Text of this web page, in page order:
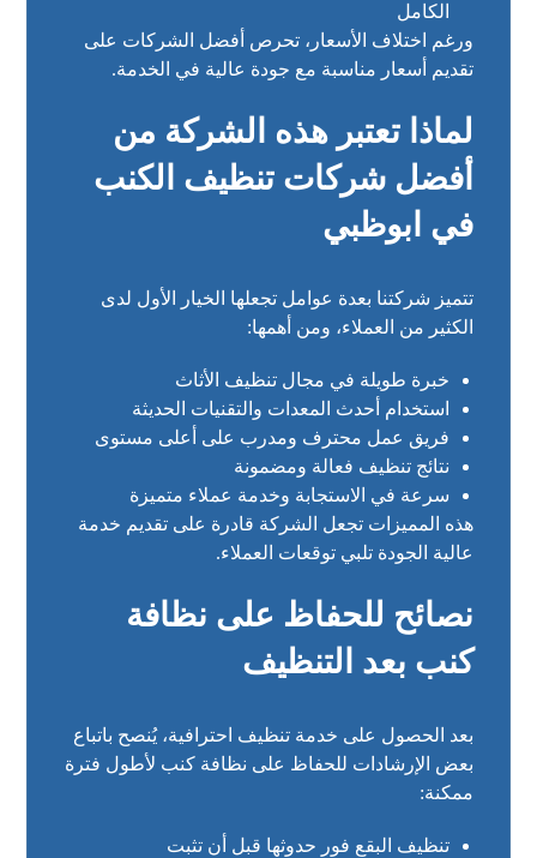
الكامل
ورغم اختلاف الأسعار، تحرص أفضل الشركات على
تقديم أسعار مناسبة مع جودة عالية في الخدمة.
لماذا تعتبر هذه الشركة من
أفضل شركات تنظيف الكنب
في ابوظبي
تتميز شركتنا بعدة عوامل تجعلها الخيار الأول لدى
الكثير من العملاء، ومن أهمها:
خبرة طويلة في مجال تنظيف الأثاث
استخدام أحدث المعدات والتقنيات الحديثة
فريق عمل محترف ومدرب على أعلى مستوى
نتائج تنظيف فعالة ومضمونة
سرعة في الاستجابة وخدمة عملاء متميزة
هذه المميزات تجعل الشركة قادرة على تقديم خدمة
عالية الجودة تلبي توقعات العملاء.
نصائح للحفاظ على نظافة
كنب بعد التنظيف
بعد الحصول على خدمة تنظيف احترافية، يُنصح باتباع
بعض الإرشادات للحفاظ على نظافة كنب لأطول فترة
ممكنة:
تنظيف البقع فور حدوثها قبل أن تثبت